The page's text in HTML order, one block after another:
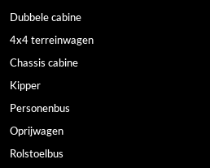
Dubbele cabine
4x4 terreinwagen
Chassis cabine
Kipper
Personenbus
Oprijwagen
Rolstoelbus